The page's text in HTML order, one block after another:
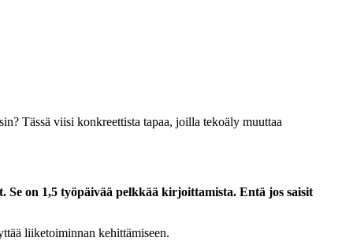
Tässä viisi konkreettista tapaa, joilla tekoäly muuttaa
Se on 1,5 työpäivää pelkkää kirjoittamista. Entä jos saisit
liiketoiminnan kehittämiseen.